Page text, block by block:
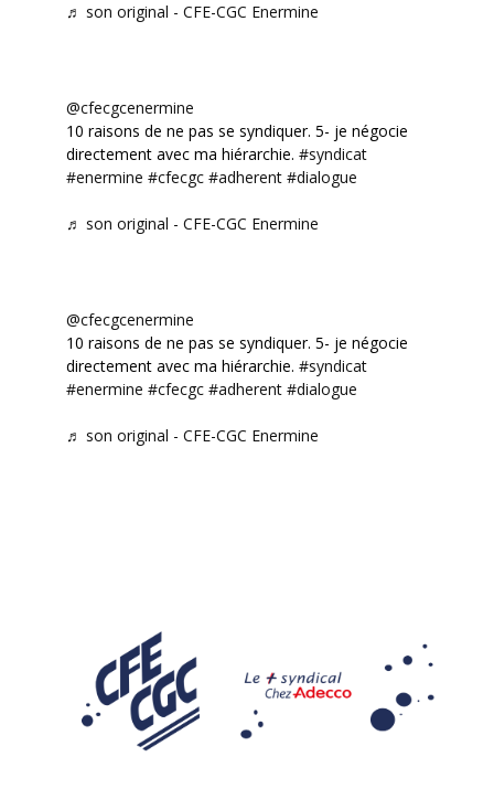
♬ son original - CFE-CGC Enermine
@cfecgcenermine
10 raisons de ne pas se syndiquer. 5- je négocie
directement avec ma hiérarchie. #syndicat
#enermine #cfecgc #adherent #dialogue
♬ son original - CFE-CGC Enermine
@cfecgcenermine
10 raisons de ne pas se syndiquer. 5- je négocie
directement avec ma hiérarchie. #syndicat
#enermine #cfecgc #adherent #dialogue
♬ son original - CFE-CGC Enermine